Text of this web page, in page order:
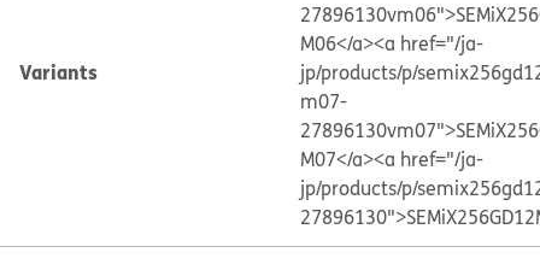
Variants
M06</a><a href="/ja-
jp/products/p/
m07-
M07</a><a href="/ja-
jp/products/p/